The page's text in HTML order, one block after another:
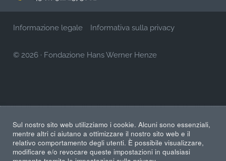
Informazione legale Informativa sulla privacy
© 2026 · Fondazione Hans Werner Henze
Sul nostro sito web utilizziamo i cookie. Alcuni sono essenziali,
mentre altri ci aiutano a ottimizzare il nostro sito web e il
relativo comportamento degli utenti. È possibile visualizzare,
modificare e/o revocare queste impostazioni in qualsiasi